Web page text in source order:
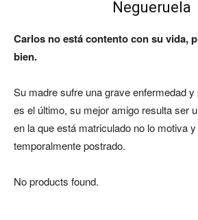
Negueruela
Carlos no está contento con su vida,
bien.
Su madre sufre una grave enfermedad
es el último, su mejor amigo resulta ser
en la que está matriculado no lo motiva
temporalmente postrado.
No products found.